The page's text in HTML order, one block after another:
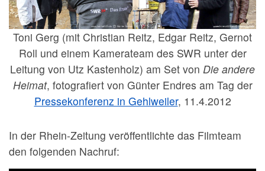
Toni Gerg (mit Christian Reitz, Edgar Reitz, Gernot
Roll und einem Kamerateam des SWR unter der
Leitung von Utz Kastenholz) am Set von Die andere
Heimat, fotografiert von Günter Endres am Tag der
Pressekonferenz in Gehlweiler, 11.4.2012
In der Rhein-Zeitung veröffentlichte das Filmteam
den folgenden Nachruf: